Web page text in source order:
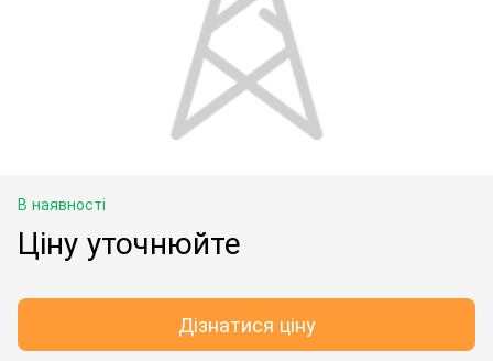
В наявності
Ціну уточнюйте
Дізнатися ціну